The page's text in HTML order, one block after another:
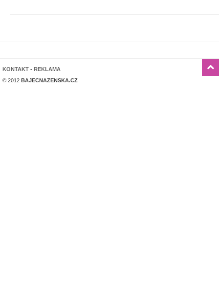
KONTAKT - REKLAMA
© 2012 BAJECNAZENSKA.CZ